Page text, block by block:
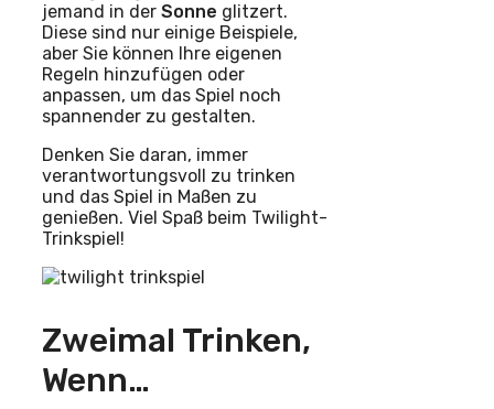
jemand in der Sonne glitzert.
Diese sind nur einige Beispiele,
aber Sie können Ihre eigenen
Regeln hinzufügen oder
anpassen, um das Spiel noch
spannender zu gestalten.
Denken Sie daran, immer
verantwortungsvoll zu trinken
und das Spiel in Maßen zu
genießen. Viel Spaß beim Twilight-
Trinkspiel!
Zweimal Trinken,
Wenn…